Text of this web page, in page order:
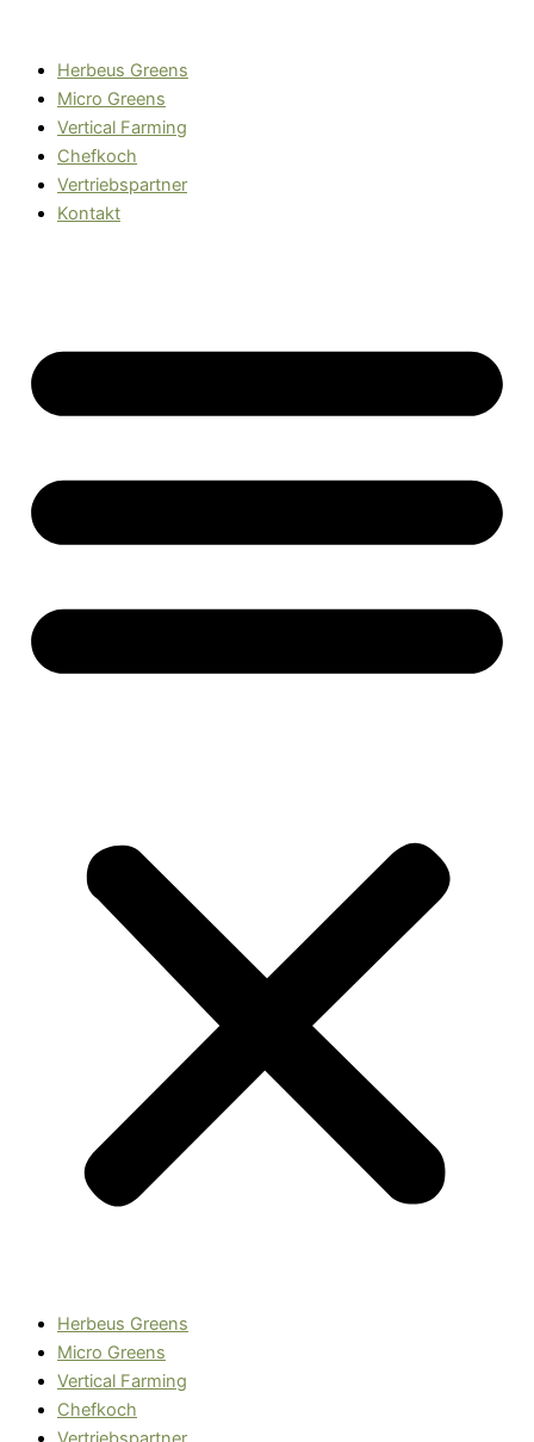
springenHerbeus Greens
Micro Greens
Vertical Farming
Chefkoch
Vertriebspartner
Kontakt
Herbeus Greens
Micro Greens
Vertical Farming
Chefkoch